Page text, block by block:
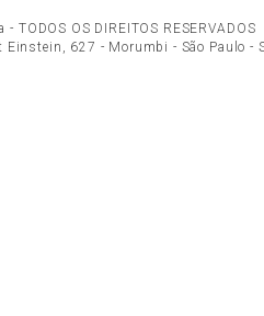
- TODOS OS DIREITOS RESERVADOS
627 - Morumbi - São Paulo -